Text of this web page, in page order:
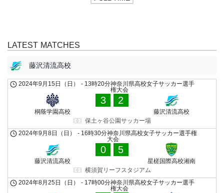
LATEST MATCHES
藤沢清流高校
神奈川県高校女子サッカー選手
権大会
2024年9月15日（日） - 13時20分
桐蔭学園高校
3 2
藤沢清流高校
保土ヶ谷公園サッカー場
神奈川県高校女子サッカー選手権
大会
2024年9月8日（日） - 16時30分
藤沢清流高校
0 5
星槎国際高校湘南
横須賀リーフスタジアム
神奈川県高校女子サッカー選手
権大会
2024年8月25日（日） - 17時00分